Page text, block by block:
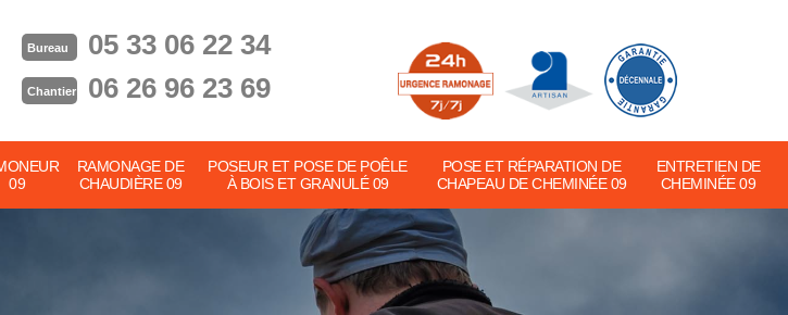
Bureau 05 33 06 22 34
Chantier 06 26 96 23 69
09
RAMONAGE DE
CHAUDIÈRE 09
POSEUR ET POSE DE POÊLE
À BOIS ET GRANULÉ 09
POSE ET RÉPARATION DE
CHAPEAU DE CHEMINÉE 09
ENTRETIEN DE
CHEMINÉE 09